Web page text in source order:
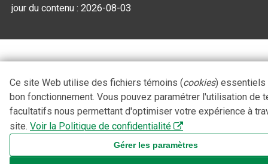
jour du contenu :2026-08-03
Ce site Web utilise des fichiers témoins (cookies) essentiels
bon fonctionnement. Vous pouvez paramétrer l'utilisation de
facultatifs nous permettant d'optimiser votre expérience à
site. Voir la Politique de confidentialité
Gérer les paramètres